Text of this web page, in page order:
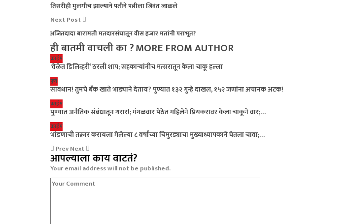
तिसरीही मुलगीच झाल्याने पतीने पत्नीला जिवंत जाळले
Next Post
अजितदादा बारामती मतदारसंघातून वीस हजार मतांनी पराभूत?
ही बातमी वाचली का ?MORE FROM AUTHOR
क्राईम
‘वेळेत डिलिव्हरी’ ठरली शाप; सहकाऱ्यांनीच मत्सरातून केला चाकू हल्ला
पुणे
सावधान! तुमचे बँक खाते भाड्याने देताय? पुण्यात १३२ गुन्हे दाखल, १५२ जणांना अचानक अटक!
क्राईम
पुण्यात अनैतिक संबंधातून थरार!; मंगळवार पेठेत महिलेने प्रियकरावर केला चाकूने वार;…
क्राईम
भांडणाची तक्रार करायला गेलेल्या ८ वर्षांच्या चिमुरड्याचा मुख्याध्यापकाने घेतला चावा;…
PrevNext
आपल्याला काय वाटतं?
Your email address will not be published.